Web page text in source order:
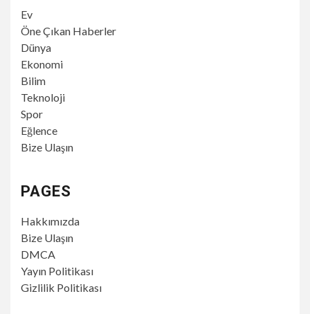
Ev
Öne Çıkan Haberler
Dünya
Ekonomi
Bilim
Teknoloji
Spor
Eğlence
Bize Ulaşın
PAGES
Hakkımızda
Bize Ulaşın
DMCA
Yayın Politikası
Gizlilik Politikası